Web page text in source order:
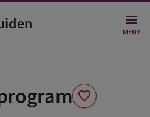
MENY
favorite